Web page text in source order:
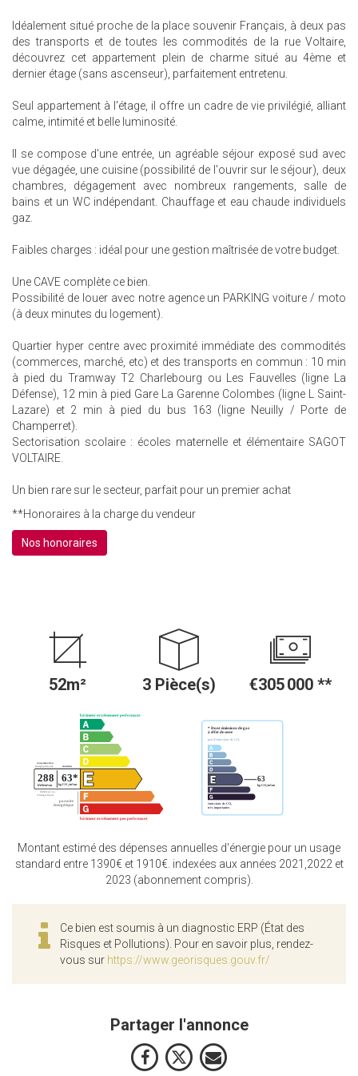
Idéalement situé proche de la place souvenir Français, à deux pas
des transports et de toutes les commodités de la rue Voltaire,
découvrez cet appartement plein de charme situé au 4ème et
dernier étage (sans ascenseur), parfaitement entretenu.
Seul appartement à l'étage, il offre un cadre de vie privilégié, alliant
calme, intimité et belle luminosité.
Il se compose d'une entrée, un agréable séjour exposé sud avec
vue dégagée, une cuisine (possibilité de l'ouvrir sur le séjour), deux
chambres, dégagement avec nombreux rangements, salle de
bains et un WC indépendant. Chauffage et eau chaude individuels
gaz.
Faibles charges : idéal pour une gestion maîtrisée de votre budget.
Une CAVE complète ce bien.
Possibilité de louer avec notre agence un PARKING voiture / moto
(à deux minutes du logement).
Quartier hyper centre avec proximité immédiate des commodités
(commerces, marché, etc) et des transports en commun : 10 min
à pied du Tramway T2 Charlebourg ou Les Fauvelles (ligne La
Défense), 12 min à pied Gare La Garenne Colombes (ligne L Saint-
Lazare) et 2 min à pied du bus 163 (ligne Neuilly / Porte de
Champerret).
Sectorisation scolaire : écoles maternelle et élémentaire SAGOT
VOLTAIRE.
Un bien rare sur le secteur, parfait pour un premier achat
**Honoraires à la charge du vendeur
Nos honoraires
52m² 3 Pièce(s) €305 000 **
Montant estimé des dépenses annuelles d'énergie pour un usage
standard entre 1390€ et 1910€. indexées aux années 2021,2022 et
2023 (abonnement compris).
Ce bien est soumis à un diagnostic ERP (État des
Risques et Pollutions). Pour en savoir plus, rendez-
vous sur https://www.georisques.gouv.fr/
Partager l'annonce